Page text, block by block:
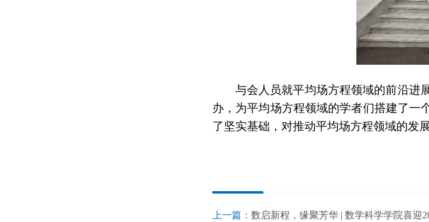
与会人员就平均场方程领域的前沿进
办，为平均场方程领域的学者们搭建了一
了坚实基础，对推动平均场方程领域的发
上一篇： 数启新程，缘聚芳华 | 数学科学学院喜迎